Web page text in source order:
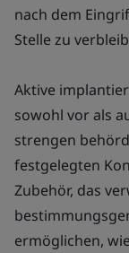
nach dem
Stelle zu
Aktive
sowohl vor als
strengen
festgelegten
Zubehör, das
ermöglichen,